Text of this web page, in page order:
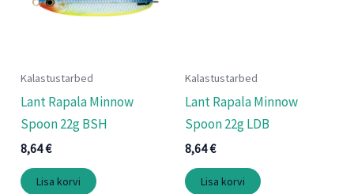
Kalastustarbed
Lant Rapala Minnow
Spoon 22g BSH
8,64€
Lisa korvi
Kalastustarbed
Lant Rapala Minnow
Spoon 22g LDB
8,64€
Lisa korvi